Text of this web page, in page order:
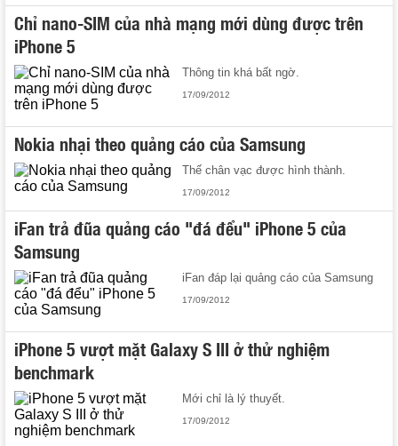
Chỉ nano-SIM của nhà mạng mới dùng được trên
iPhone 5
Thông tin khá bất ngờ.
17/09/2012
Nokia nhại theo quảng cáo của Samsung
Thế chân vạc được hình thành.
17/09/2012
iFan trả đũa quảng cáo "đá đểu" iPhone 5 của
Samsung
iFan đáp lại quảng cáo của Samsung
17/09/2012
iPhone 5 vượt mặt Galaxy S III ở thử nghiệm
benchmark
Mới chỉ là lý thuyết.
17/09/2012